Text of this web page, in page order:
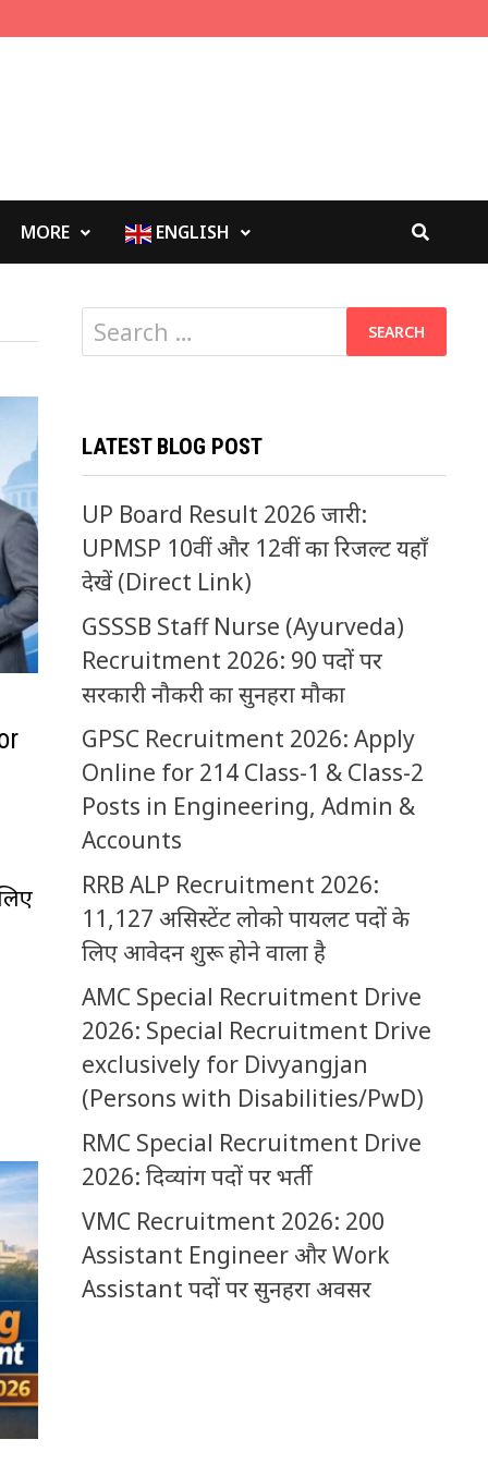
MORE ENGLISH
Search
for:
LATEST BLOG POST
UP Board Result 2026 जारी:
UPMSP 10वीं और 12वीं का रिजल्ट यहाँ
देखें (Direct Link)
GSSSB Staff Nurse (Ayurveda)
Recruitment 2026: 90 पदों पर
सरकारी नौकरी का सुनहरा मौका
GPSC Recruitment 2026: Apply
Online for 214 Class-1 & Class-2
Posts in Engineering, Admin &
Accounts
RRB ALP Recruitment 2026:
11,127 असिस्टेंट लोको पायलट पदों के
लिए आवेदन शुरू होने वाला है
AMC Special Recruitment Drive
2026: Special Recruitment Drive
exclusively for Divyangjan
(Persons with Disabilities/PwD)
RMC Special Recruitment Drive
2026: दिव्यांग पदों पर भर्ती
VMC Recruitment 2026: 200
Assistant Engineer और Work
Assistant पदों पर सुनहरा अवसर